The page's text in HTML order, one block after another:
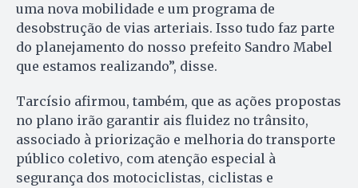
uma nova mobilidade e um programa de
desobstrução de vias arteriais. Isso tudo faz parte
do planejamento do nosso prefeito Sandro Mabel
que estamos realizando”, disse.
Tarcísio afirmou, também, que as ações propostas
no plano irão garantir ais fluidez no trânsito,
associado à priorização e melhoria do transporte
público coletivo, com atenção especial à
segurança dos motociclistas, ciclistas e